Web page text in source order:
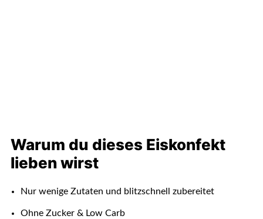
Warum du dieses Eiskonfekt
lieben wirst
Nur wenige Zutaten und blitzschnell zubereitet
Ohne Zucker & Low Carb